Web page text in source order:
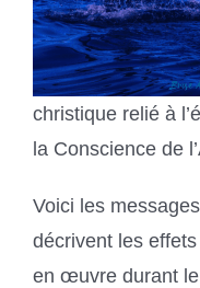
christique relié à
la Conscience de
Voici les
décrivent les
en œuvre durant